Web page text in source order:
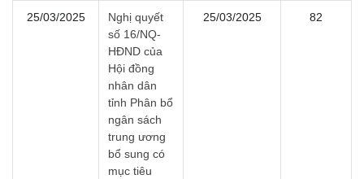
25/03/2025
Nghị quyết
số 16/NQ-
HĐND của
Hội đồng
nhân dân
tỉnh Phân bổ
ngân sách
trung ương
bổ sung có
mục tiêu
25/03/2025 82